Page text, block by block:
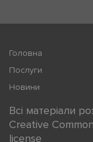
Головна
Послуги
Новини
Всі матеріали
Creative
license